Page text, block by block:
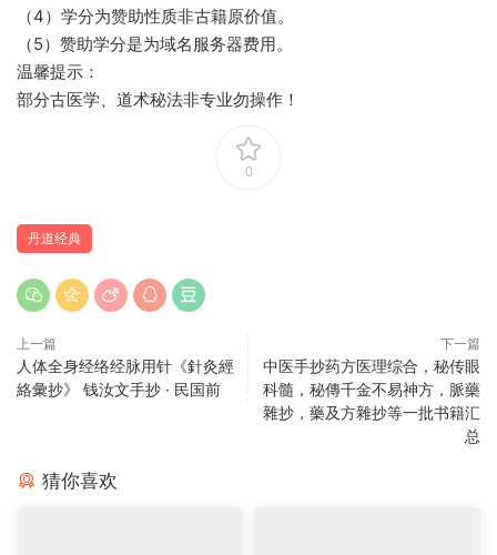
（4）学分为赞助性质非古籍原价值。
（5）赞助学分是为域名服务器费用。
温馨提示：
部分古医学、道术秘法非专业勿操作！
0
丹道经典
上一篇
人体全身经络经脉用针《針灸經
絡彙抄》 钱汝文手抄 · 民国前
下一篇
中医手抄药方医理综合，秘传眼
科髓，秘傳千金不易神方，脈藥
雜抄，藥及方雜抄等一批书籍汇
总
猜你喜欢